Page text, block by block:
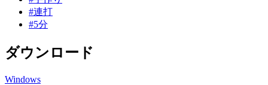
#連打
#5分
ダウンロード
Windows